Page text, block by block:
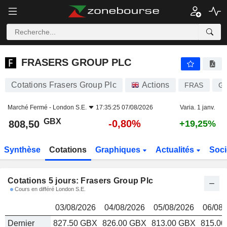
FRASERS GROUP PLC 808,50
FRASERS GROUP PLC
Cotations Frasers Group Plc Actions FRAS
Marché Fermé - London S.E. 17:35:25 07/08/2026 Varia. 1 janv.
808,50 GBX -0,80% +19,25%
Synthèse Cotations Graphiques Actualités
Cotations 5 jours: Frasers Group Plc
Cours en différé London S.E.
03/08/2026 04/08/2026 05/08/2026
06/08/
Dernier
827.50 GBX 826.00 GBX 813.00 GBX